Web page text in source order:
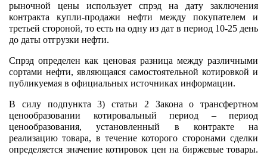
рыночной цены использует спрэд на дату заключения
контракта купли-продажи нефти между покупателем и
третьей стороной, то есть на одну из дат в период 10-25 день
до даты отгрузки нефти.
Спрэд определен как ценовая разница между различными
сортами нефти, являющаяся самостоятельной котировкой и
публикуемая в официальных источниках информации.
В силу подпункта 3) статьи 2 Закона о трансфертном
ценообразовании котировальный период – период
ценообразования, установленный в контракте на
реализацию товара, в течение которого сторонами сделки
определяется значение котировок цен на биржевые товары.